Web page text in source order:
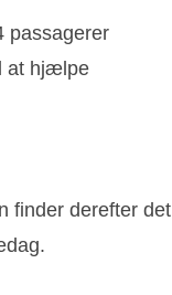
passagerer
at hjælpe
finder derefter det